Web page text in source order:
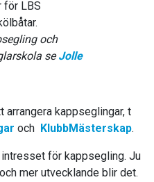
för LBS
och
seJolle
arrangera kappseglingar, t
och KlubbMästerskap.
för kappsegling. Ju
mer utvecklande blir det.